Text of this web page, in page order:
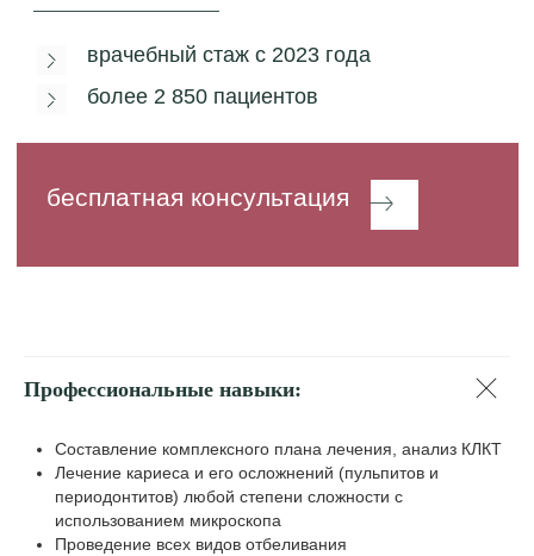
Профессиональные навыки:
Составление комплексного плана лечения, анализ КЛКТ
Лечение кариеса и его осложнений (пульпитов и
периодонтитов) любой степени сложности с
использованием микроскопа
Проведение всех видов отбеливания